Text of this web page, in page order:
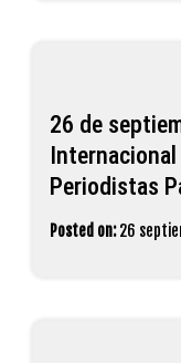
26 de
Periodistas
Posted on: 26